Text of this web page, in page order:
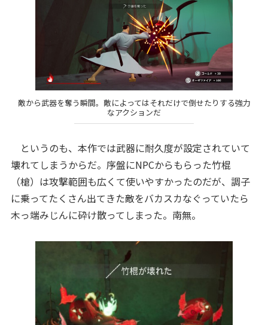
敵から武器を奪う瞬間。敵によってはそれだけで倒せたりする強力
なアクションだ
というのも、本作では武器に耐久度が設定されていて
壊れてしまうからだ。序盤にNPCからもらった竹棍
（槍）は攻撃範囲も広くて使いやすかったのだが、調子
に乗ってたくさん出てきた敵をバカスカなぐっていたら
木っ端みじんに砕け散ってしまった。南無。